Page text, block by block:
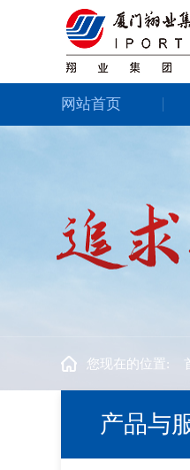
网站首页
您现在的位置:
产品与